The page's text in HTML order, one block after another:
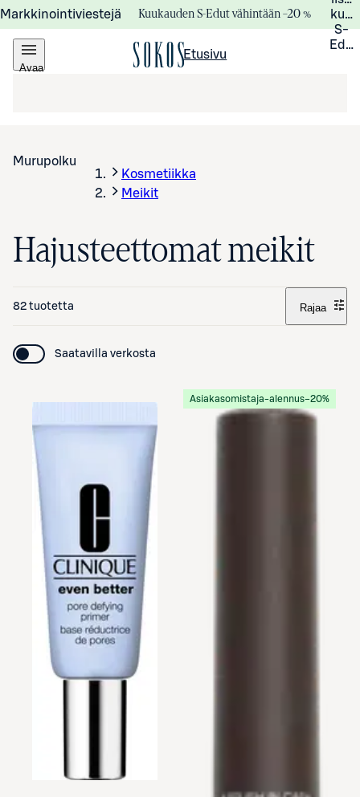
Markkinointiviestejä Kuukauden S-Edut vähintään –20 %
S-
Avaa
Etusivu
Murupolku
Kosmetiikka
Meikit
Hajusteettomat meikit
82 tuotetta Rajaa
Saatavilla verkosta
Asiakasomistaja-alennus−20%